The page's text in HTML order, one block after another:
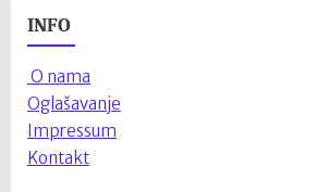
INFO
O nama
Oglašavanje
Impressum
Kontakt